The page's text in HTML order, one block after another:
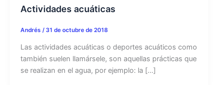
Actividades acuáticas
Andrés / 31 de octubre de 2018
Las actividades acuáticas o deportes acuáticos como
también suelen llamársele, son aquellas prácticas que
se realizan en el agua, por ejemplo: la […]